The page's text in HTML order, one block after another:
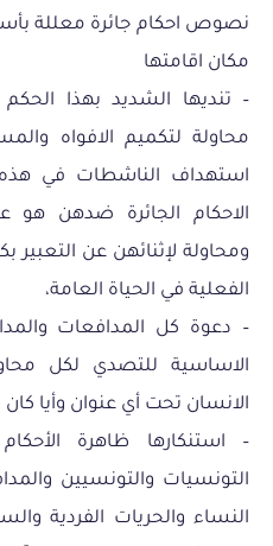
نصوص احكام جائرة معللة
مكان اقامتها
– تنديها الشديد بهذا
محاولة لتكميم الافواه
استهداف الناشطات في
الاحكام الجائرة ضدهن
ومحاولة لإثنائهن عن التعبير
الفعلية في الحياة العامة،
– دعوة كل المدافعات
الاساسية للتصدي لكل
الانسان تحت أي عنوان وأيا
– استنكارها ظاهرة
التونسيات والتونسيين
النساء والحريات الفردية